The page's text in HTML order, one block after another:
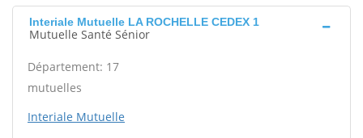
Interiale Mutuelle LA ROCHELLE CEDEX 1
Mutuelle Santé Sénior
Département: 17
mutuelles
Interiale Mutuelle